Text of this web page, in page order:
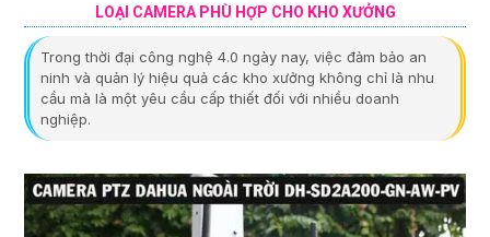
LOẠI CAMERA PHÙ HỢP CHO KHO XƯỞNG
Trong thời đại công nghệ 4.0 ngày nay, việc đảm bảo an
ninh và quản lý hiệu quả các kho xưởng không chỉ là nhu
cầu mà là một yêu cầu cấp thiết đối với nhiều doanh
nghiệp.